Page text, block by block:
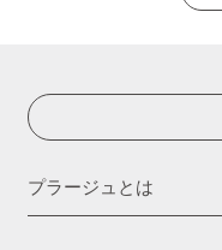
プラージュとは